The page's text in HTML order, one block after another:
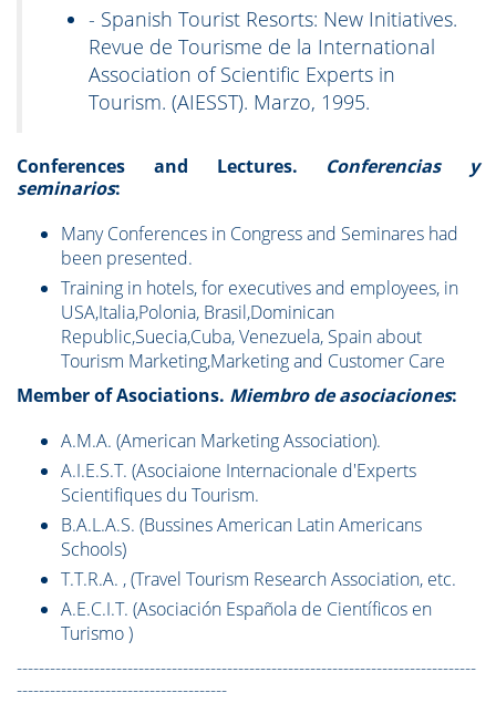
- Spanish Tourist Resorts: New Initiatives.
Revue de Tourisme de la International
Association of Scientific Experts in
Tourism. (AIESST). Marzo, 1995.
Conferences and Lectures. Conferencias y
seminarios:
Many Conferences in Congress and Seminares had
been presented.
Training in hotels, for executives and employees, in
USA,Italia,Polonia, Brasil,Dominican
Republic,Suecia,Cuba, Venezuela, Spain about
Tourism Marketing,Marketing and Customer Care
Member of Asociations. Miembro de asociaciones:
A.M.A. (American Marketing Association).
A.I.E.S.T. (Asociaione Internacionale d'Experts
Scientifiques du Tourism.
B.A.L.A.S. (Bussines American Latin Americans
Schools)
T.T.R.A. , (Travel Tourism Research Association, etc.
A.E.C.I.T. (Asociación Española de Científicos en
Turismo )
-----------------------------------------------------------------------------------
--------------------------------------